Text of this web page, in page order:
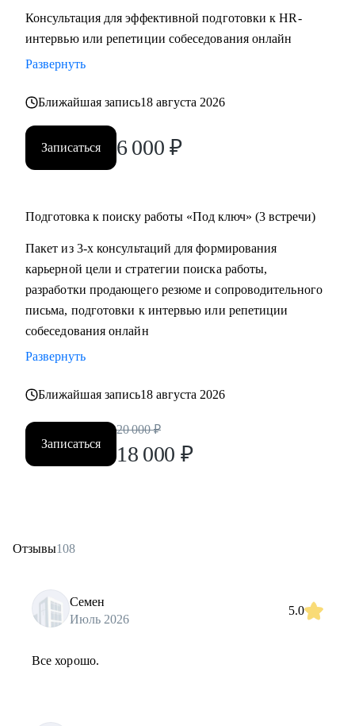
Консультация для эффективной подготовки к HR-
интервью или репетиции собеседования онлайн
Развернуть
Ближайшая запись18 августа 2026
Записаться 6 000 ₽
Подготовка к поиску работы «Под ключ» (3 встречи)
Пакет из 3-х консультаций для формирования
карьерной цели и стратегии поиска работы,
разработки продающего резюме и сопроводительного
письма, подготовки к интервью или репетиции
собеседования онлайн
Развернуть
Ближайшая запись18 августа 2026
Записаться
20 000 ₽
18 000 ₽
Отзывы108
Семен
Июль 2026
5.0
Все хорошо.